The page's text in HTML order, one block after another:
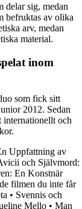
delar sig, medan
befruktas av olika
arv, medan
material.
inom
som fick sitt
2012. Sedan
internationellt och
Uppfattning av
och Självmord:
En Konstnär
filmen du inte får
• Svennis och
Mello • Man